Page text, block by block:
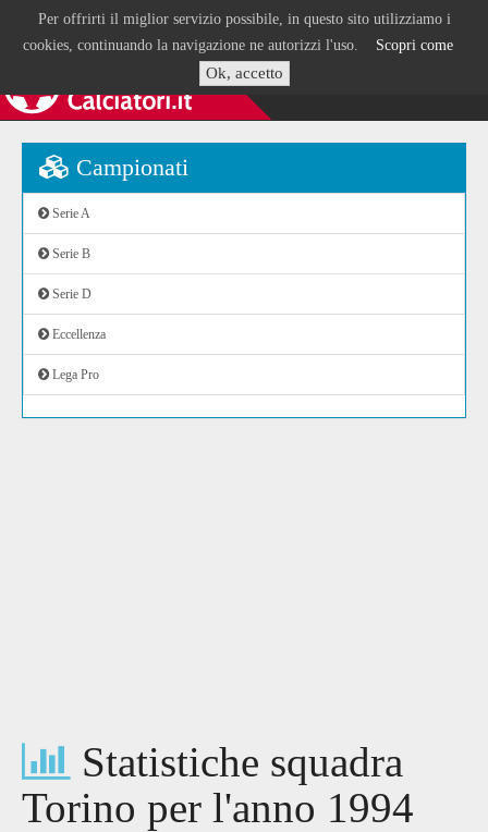
Per offrirti il miglior servizio possibile, in questo sito utilizziamo i
cookies, continuando la navigazione ne autorizzi l'uso. Scopri come
Ok, accetto
Campionati
Serie A
Serie B
Serie D
Eccellenza
Lega Pro
Statistiche squadra
Torino per l'anno 1994